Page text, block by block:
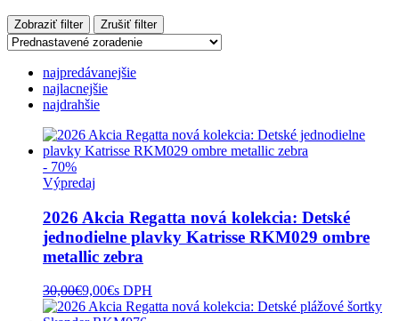
Zobraziť filter Zrušiť filter
najpredávanejšie
najlacnejšie
najdrahšie
- 70%
Výpredaj
2026 Akcia Regatta nová kolekcia: Detské
jednodielne plavky Katrisse RKM029 ombre
metallic zebra
30,00€9,00€s DPH